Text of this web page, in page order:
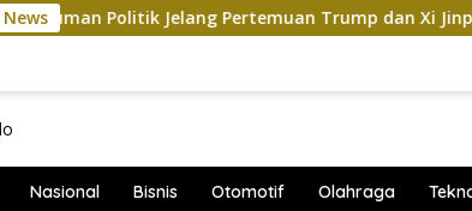
Jelang Pertemuan Trump dan Xi Jinping
Nasional Bisnis Otomotif Olahraga